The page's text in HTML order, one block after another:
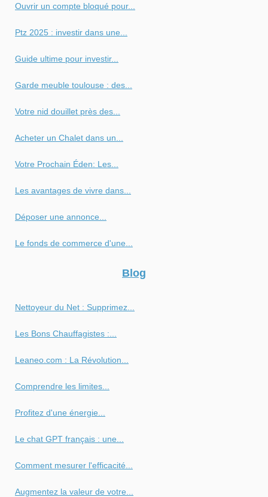
Ouvrir un compte bloqué pour...
Ptz 2025 : investir dans une...
Guide ultime pour investir...
Garde meuble toulouse : des...
Votre nid douillet près des...
Acheter un Chalet dans un...
Votre Prochain Éden: Les...
Les avantages de vivre dans...
Déposer une annonce...
Le fonds de commerce d'une...
Blog
Nettoyeur du Net : Supprimez...
Les Bons Chauffagistes :...
Leaneo.com : La Révolution...
Comprendre les limites...
Profitez d'une énergie...
Le chat GPT français : une...
Comment mesurer l'efficacité...
Augmentez la valeur de votre...